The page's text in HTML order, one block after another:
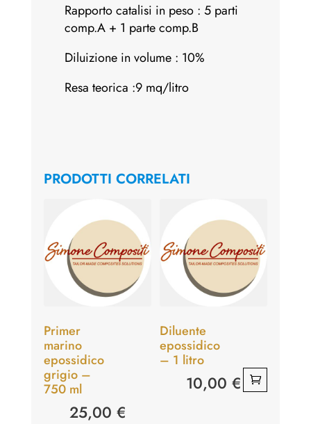
Rapporto catalisi in peso : 5 parti
comp.A + 1 parte comp.B
Diluizione in volume : 10%
Resa teorica :9 mq/litro
PRODOTTI CORRELATI
Primer
marino
epossidico
grigio –
750 ml
25,00 €
Diluente
epossidico
– 1 litro
10,00€